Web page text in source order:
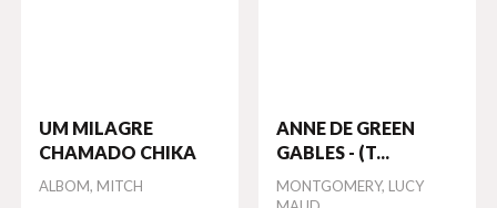
UM MILAGRE
CHAMADO CHIKA
Autor
ALBOM, MITCH
ANNE DE GREEN
GABLES - (T...
Autor
MONTGOMERY, LUCY